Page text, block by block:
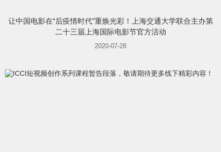
让中国电影在“后疫情时代”重焕光彩！上海交通大学联合主办第
二十三届上海国际电影节官方活动
2020-07-28